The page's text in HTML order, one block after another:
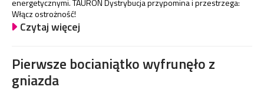
energetycznymi. TAURON Dystrybucja przypomina i przestrzega:
Włącz ostrożność!
Czytaj więcej
Pierwsze bocianiątko wyfrunęło z
gniazda